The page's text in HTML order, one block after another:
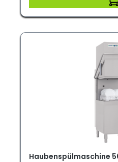
Haubenspülmaschine